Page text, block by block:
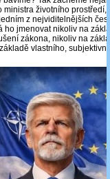
životního prostředí,
z nejviditelnějších
ho jmenovat nikoliv na
zákona, nikoliv na
vlastního,